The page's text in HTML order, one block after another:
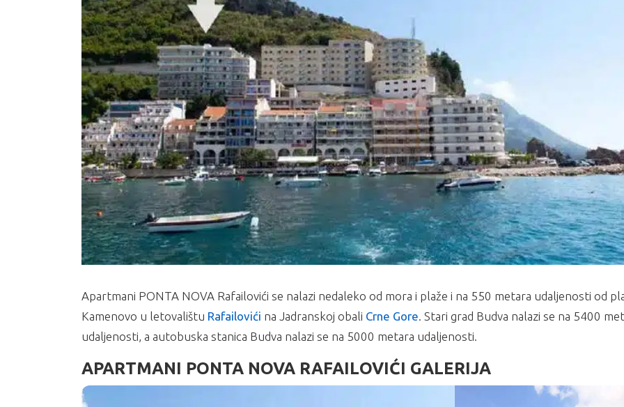
Apartmani PONTA NOVA Rafailovići se nalazi nedaleko od mora i plaže i na 550 metara udaljenosti od
Kamenovo u letovalištu Rafailovići na Jadranskoj obali Crne Gore. Stari grad Budva nalazi se na 5400
udaljenosti, a autobuska stanica Budva nalazi se na 5000 metara udaljenosti.
APARTMANI PONTA NOVA RAFAILOVIĆI GALERIJA